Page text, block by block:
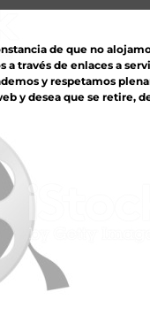
de que no
a través de enlaces a
y respetamos
y desea que se retire,